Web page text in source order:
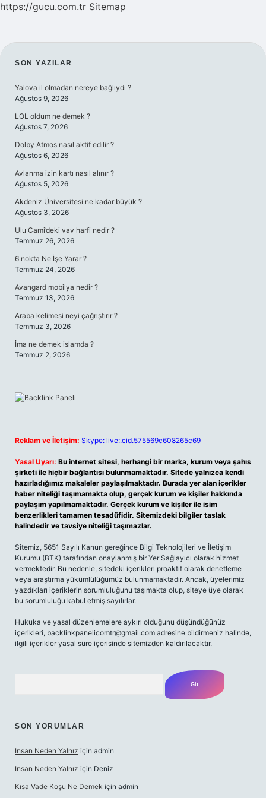
https://gucu.com.tr Sitemap
SIDEBAR
SON YAZILAR
Yalova il olmadan nereye bağlıydı ?
Ağustos 9, 2026
LOL oldum ne demek ?
Ağustos 7, 2026
Dolby Atmos nasıl aktif edilir ?
Ağustos 6, 2026
Avlanma izin kartı nasıl alınır ?
Ağustos 5, 2026
Akdeniz Üniversitesi ne kadar büyük ?
Ağustos 3, 2026
Ulu Cami’deki vav harfi nedir ?
Temmuz 26, 2026
6 nokta Ne İşe Yarar ?
Temmuz 24, 2026
Avangard mobilya nedir ?
Temmuz 13, 2026
Araba kelimesi neyi çağrıştırır ?
Temmuz 3, 2026
İma ne demek islamda ?
Temmuz 2, 2026
Reklam ve İletişim: Skype: live:.cid.575569c608265c69
Yasal Uyarı: Bu internet sitesi, herhangi bir marka, kurum veya şahıs
şirketi ile hiçbir bağlantısı bulunmamaktadır. Sitede yalnızca kendi
hazırladığımız makaleler paylaşılmaktadır. Burada yer alan içerikler
haber niteliği taşımamakta olup, gerçek kurum ve kişiler hakkında
paylaşım yapılmamaktadır. Gerçek kurum ve kişiler ile isim
benzerlikleri tamamen tesadüfidir. Sitemizdeki bilgiler taslak
halindedir ve tavsiye niteliği taşımazlar.
Sitemiz, 5651 Sayılı Kanun gereğince Bilgi Teknolojileri ve İletişim
Kurumu (BTK) tarafından onaylanmış bir Yer Sağlayıcı olarak hizmet
vermektedir. Bu nedenle, sitedeki içerikleri proaktif olarak denetleme
veya araştırma yükümlülüğümüz bulunmamaktadır. Ancak, üyelerimiz
yazdıkları içeriklerin sorumluluğunu taşımakta olup, siteye üye olarak
bu sorumluluğu kabul etmiş sayılırlar.
Hukuka ve yasal düzenlemelere aykırı olduğunu düşündüğünüz
içerikleri, backlinkpanelicomtr@gmail.com adresine bildirmeniz halinde,
ilgili içerikler yasal süre içerisinde sitemizden kaldırılacaktır.
SON YORUMLAR
Insan Neden Yalnız için admin
Insan Neden Yalnız için Deniz
Kısa Vade Koşu Ne Demek için admin